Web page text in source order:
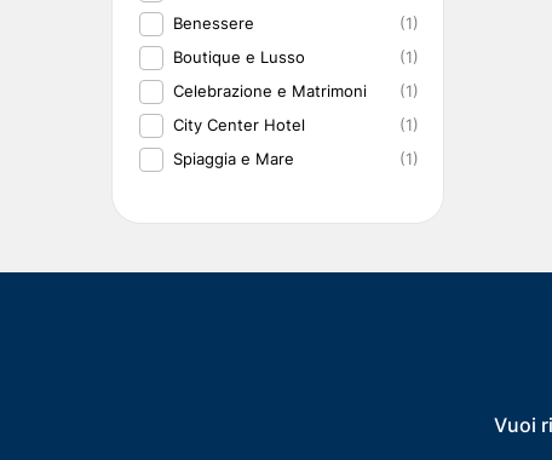
Benessere
(1)
Boutique e Lusso
(1)
Celebrazione e Matrimoni
(1)
City Center Hotel
(1)
Spiaggia e Mare
(1)
Vuoi